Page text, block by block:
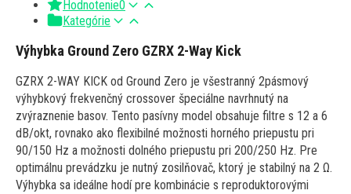
Hodnotenie0
Kategórie
Výhybka Ground Zero GZRX 2-Way Kick
GZRX 2-WAY KICK od Ground Zero je všestranný 2pásmový
výhybkový frekvenčný crossover špeciálne navrhnutý na
zvýraznenie basov. Tento pasívny model obsahuje filtre s 12 a 6
dB/okt, rovnako ako flexibilné možnosti horného priepustu pri
90/150 Hz a možnosti dolného priepustu pri 200/250 Hz. Pre
optimálnu prevádzku je nutný zosilňovač, ktorý je stabilný na 2 Ω.
Výhybka sa ideálne hodí pre kombinácie s reproduktorovými